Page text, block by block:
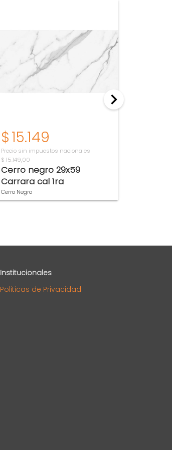
$15.149
Precio sin impuestos nacionales
$ 15.149,00
Cerro negro 29x59
Carrara cal 1ra
Cerro Negro
Institucionales
Politicas de Privacidad